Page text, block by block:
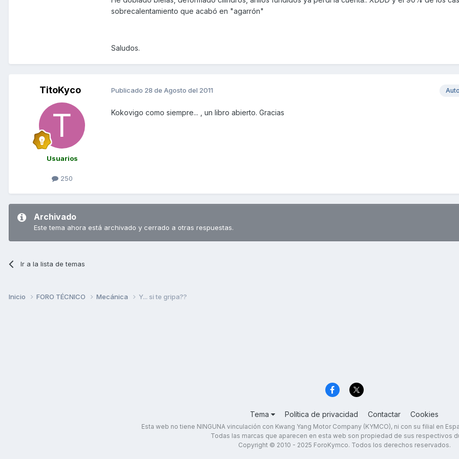
sobrecalentamiento que acabó en "agarrón"
Saludos.
TitoKyco
Usuarios
250
Publicado 28 de Agosto del 2011
Kokovigo como siempre... , un libro abierto. Gracias
Archivado
Este tema ahora está archivado y cerrado a otras respuestas.
Ir a la lista de temas
Inicio FORO TÉCNICO Mecánica Y... si te gripa??
Tema Política de privacidad Contactar Cookies
Esta web no tiene NINGUNA vinculación con Kwang Yang Motor Company (KYMCO), ni con su filial en
Todas las marcas que aparecen en esta web son propiedad de sus respectivos
Copyright © 2010 - 2025 ForoKymco. Todos los derechos reservados.